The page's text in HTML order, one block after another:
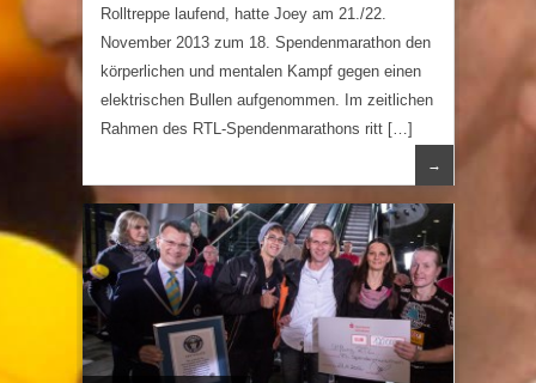
Rolltreppe laufend, hatte Joey am 21./22.
November 2013 zum 18. Spendenmarathon den
körperlichen und mentalen Kampf gegen einen
elektrischen Bullen aufgenommen. Im zeitlichen
Rahmen des RTL-Spendenmarathons ritt […]
→